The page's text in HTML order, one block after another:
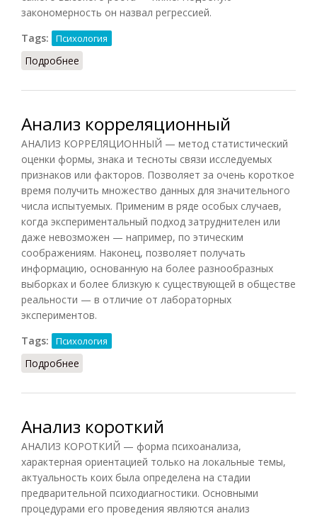
закономерность он назвал регрессией.
Tags:
Психология
Подробнее
Анализ корреляционный
АНАЛИЗ КОРРЕЛЯЦИОННЫЙ — метод статистический
оценки формы, знака и тесноты связи исследуемых
признаков или факторов. Позволяет за очень короткое
время получить множество данных для значительного
числа испытуемых. Применим в ряде особых случаев,
когда экспериментальный подход затруднителен или
даже невозможен — например, по этическим
соображениям. Наконец, позволяет получать
информацию, основанную на более разнообразных
выборках и более близкую к существующей в обществе
реальности — в отличие от лабораторных
экспериментов.
Tags:
Психология
Подробнее
Анализ короткий
АНАЛИЗ КОРОТКИЙ — форма психоанализа,
характерная ориентацией только на локальные темы,
актуальность коих была определена на стадии
предварительной психодиагностики. Основными
процедурами его проведения являются анализ